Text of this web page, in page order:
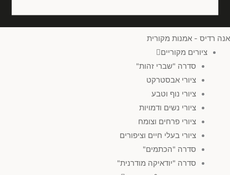
אנה רדיס - אמנות מקורית
ציורים מקוריים
סדרה "שברי זהות"
ציורי אבסטרקט
ציורי נוף וטבע
ציורי נשים ודמויות
ציורי פרחים וצומח
ציורי בעלי חיים וציפורים
סדרה "הכתמים"
סדרה "יודאיקה מודרנית"